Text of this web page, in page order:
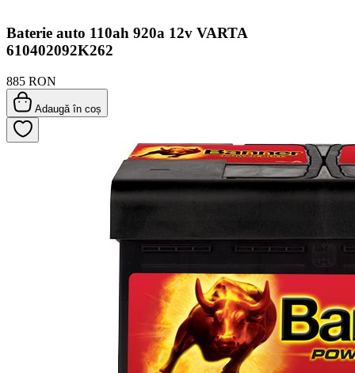
Baterie auto 110ah 920a 12v VARTA
610402092K262
885 RON
Adaugă în coș